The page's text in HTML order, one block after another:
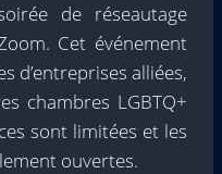
de réseautage
Cet événement
d’entreprises alliées,
chambres LGBTQ+
sont limitées et les
ouvertes.